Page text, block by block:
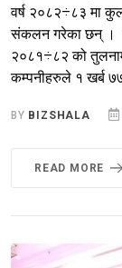
वर्ष २०८२÷८३ मा
संकलन गरेका छन् ।
२०८१÷८२ को
कम्पनीहरुले १ खर्ब
BY BIZSHALA
READ MORE